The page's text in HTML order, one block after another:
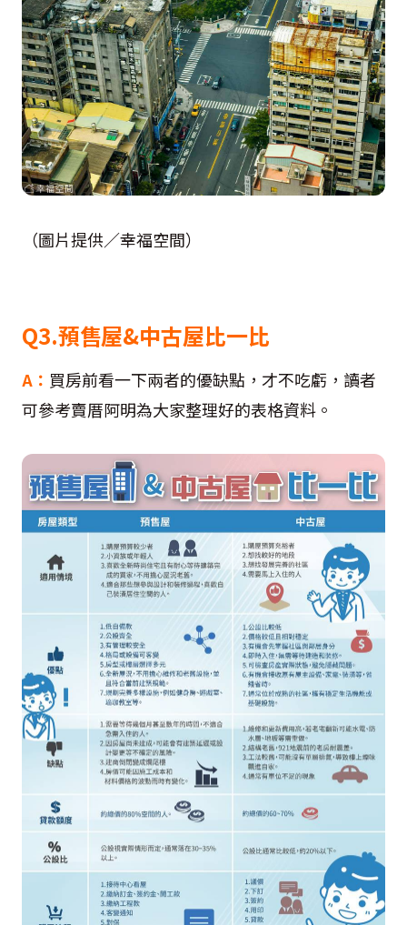
（圖片提供／幸福空間）
Q3.預售屋&中古屋比一比
A： 買房前看一下兩者的優缺點，才不吃虧，讀者
可參考賣厝阿明為大家整理好的表格資料。